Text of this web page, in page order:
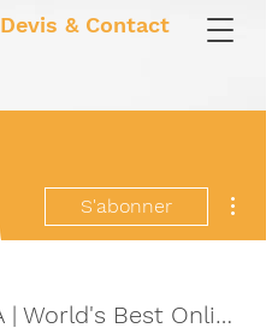
Devis & Contact
S'abonner
WSDUSA | World's Best Online Smoke Shop